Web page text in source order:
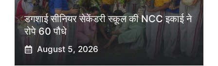
डगशाई सीनियर सेकेंडरी स्कूल की NCC इकाई ने
रोपे 60 पौधे
August 5, 2026